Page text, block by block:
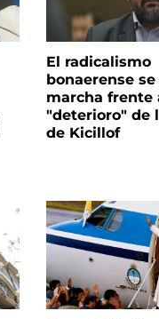
El radicalismo
bonaerense
marcha frente
"deterioro" de
de Kicillof